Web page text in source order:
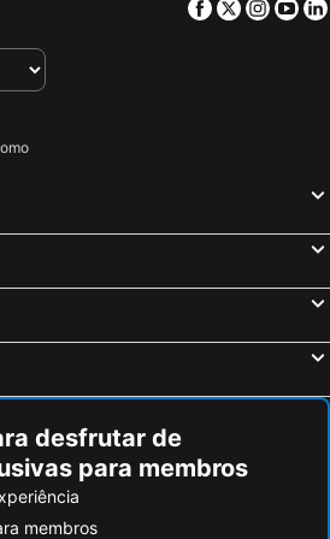
Annecy, Ródano-Alpes Hotéis
Magny le Hongre, França Hotéis
Facebook
Twitter
desfrutar de
para membros
membros